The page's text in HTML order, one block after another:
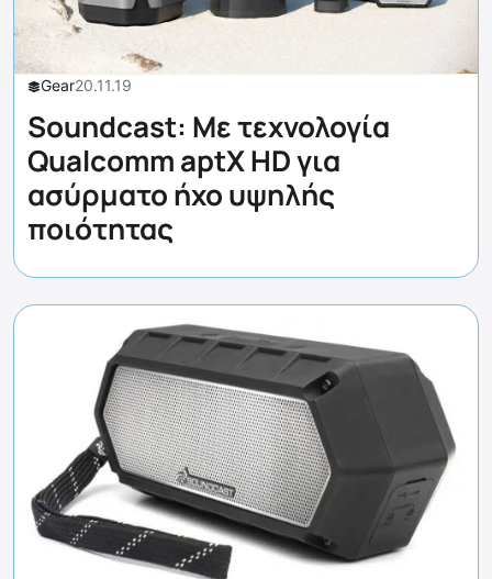
Gear20.11.19
Soundcast: Με τεχνολογία
Qualcomm aptX HD για
ασύρματο ήχο υψηλής
ποιότητας